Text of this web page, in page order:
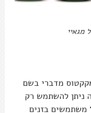
מגאיי
מדברי בשם
ניתן להשתמש רק
משתמשים בזנים